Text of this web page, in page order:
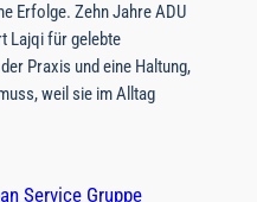
Erfolge. Zehn Jahre ADU
Lajqi für gelebte
Praxis und eine Haltung,
weil sie im Alltag
Service Gruppe